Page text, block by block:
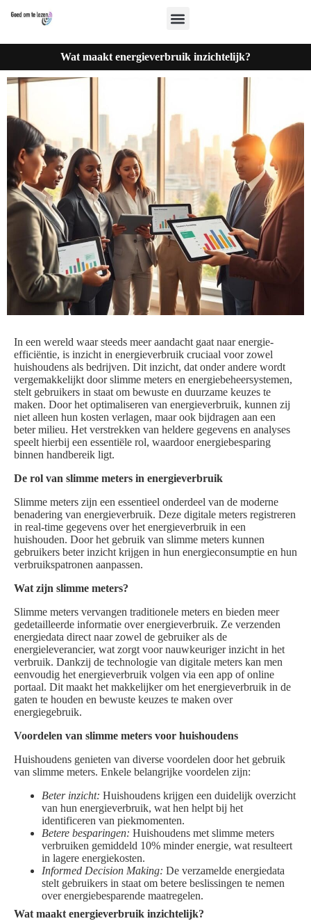
Wat maakt energieverbruik inzichtelijk?
In een wereld waar steeds meer aandacht gaat naar energie-
efficiëntie, is inzicht in energieverbruik cruciaal voor zowel
huishoudens als bedrijven. Dit inzicht, dat onder andere wordt
vergemakkelijkt door slimme meters en energiebeheersystemen,
stelt gebruikers in staat om bewuste en duurzame keuzes te
maken. Door het optimaliseren van energieverbruik, kunnen zij
niet alleen hun kosten verlagen, maar ook bijdragen aan een
beter milieu. Het verstrekken van heldere gegevens en analyses
speelt hierbij een essentiële rol, waardoor energiebesparing
binnen handbereik ligt.
De rol van slimme meters in energieverbruik
Slimme meters zijn een essentieel onderdeel van de moderne
benadering van energieverbruik. Deze digitale meters registreren
in real-time gegevens over het energieverbruik in een
huishouden. Door het gebruik van slimme meters kunnen
gebruikers beter inzicht krijgen in hun energieconsumptie en hun
verbruikspatronen aanpassen.
Wat zijn slimme meters?
Slimme meters vervangen traditionele meters en bieden meer
gedetailleerde informatie over energieverbruik. Ze verzenden
energiedata direct naar zowel de gebruiker als de
energieleverancier, wat zorgt voor nauwkeuriger inzicht in het
verbruik. Dankzij de technologie van digitale meters kan men
eenvoudig het energieverbruik volgen via een app of online
portaal. Dit maakt het makkelijker om het energieverbruik in de
gaten te houden en bewuste keuzes te maken over
energiegebruik.
Voordelen van slimme meters voor huishoudens
Huishoudens genieten van diverse voordelen door het gebruik
van slimme meters. Enkele belangrijke voordelen zijn:
Beter inzicht: Huishoudens krijgen een duidelijk overzicht
van hun energieverbruik, wat hen helpt bij het
identificeren van piekmomenten.
Betere besparingen: Huishoudens met slimme meters
verbruiken gemiddeld 10% minder energie, wat resulteert
in lagere energiekosten.
Informed Decision Making: De verzamelde energiedata
stelt gebruikers in staat om betere beslissingen te nemen
over energiebesparende maatregelen.
Wat maakt energieverbruik inzichtelijk?